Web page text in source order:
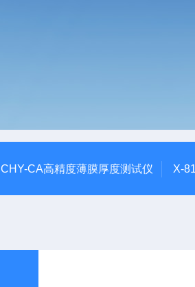
CHY-CA高精度薄膜厚度测试仪 X-